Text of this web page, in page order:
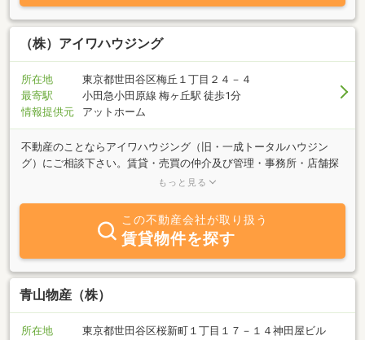
て替え・リフォームのご提案 ■不動産運用のご提案【ご提案融
資】■住宅ローン ■ペアローン ■アパートローン ■不動産担保ロ
ーン ■住宅ローン借り換え 他【連携保険】■東京海上日動火災保
行 ・りそな銀行 ・住信SBIネット銀行・auじぶん銀行 ・中央労
働金庫 ・各フラット35代理店上記に記載のない事でも、私達でお
役に立てる事であればどうぞお気軽にお声掛け下さい。
（株）アイワハウジング
所在地
東京都世田谷区梅丘１丁目２４－４
最寄駅
小田急小田原線 梅ヶ丘駅 徒歩1分
情報提供元
アットホーム
不動産のことならアイワハウジング（旧・一成トータルハウジン
グ）にご相談下さい。賃貸・売買の仲介及び管理・事務所・店舗探
しまで、何でもご要望にお答えいたします。首都圏の売買・賃貸物
をサポートしてゆきますので、お気軽にお問い合わせ下さい。又、
賃貸物件のオーナー様にも運用・経営のコンサルティングも承って
もっと見る
この不動産会社が取り扱う
賃貸物件を探す
青山物産（株）
所在地
東京都世田谷区桜新町１丁目１７－１４神田屋ビル